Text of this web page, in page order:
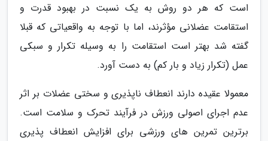
است که هر دو روش به یک نسبت در بهبود قدرت و
استقامت عضلانی مؤثرند، اما با توجه به واقعیاتی که قبلا
گفته شد بهتر است استقامت را به وسیله تکرار و سبکی
عمل (تکرار زیاد و بار کم) به دست آورد.
معمولا عقیده دارند انعطاف ناپذیری و سختی عضلات بر اثر
عدم اجرای اصولی ورزش در فرآیند تحرک و سلامت است.
برترین تمرین های ورزشی برای افزایش انعطاف پذیری